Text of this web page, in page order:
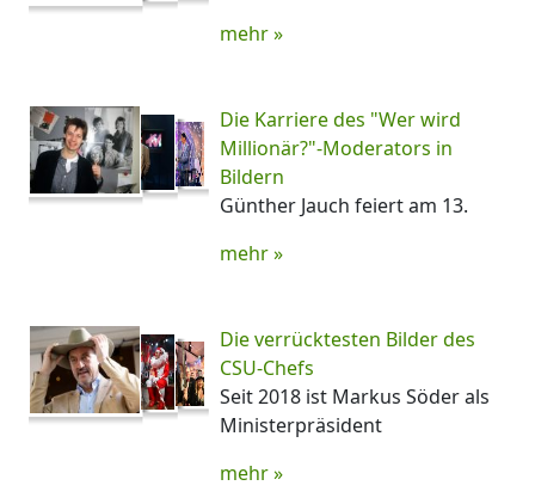
mehr »
Die Karriere des "Wer wird
Millionär?"-Moderators in
Bildern
Günther Jauch feiert am 13.
mehr »
Die verrücktesten Bilder des
CSU-Chefs
Seit 2018 ist Markus Söder als
Ministerpräsident
mehr »